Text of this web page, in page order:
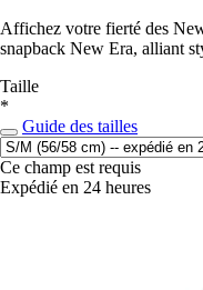
Affichez votre fierté des
snapback New Era, alliant
Taille
*
Guide des tailles
Ce champ est requis
Expédié en 24 heures